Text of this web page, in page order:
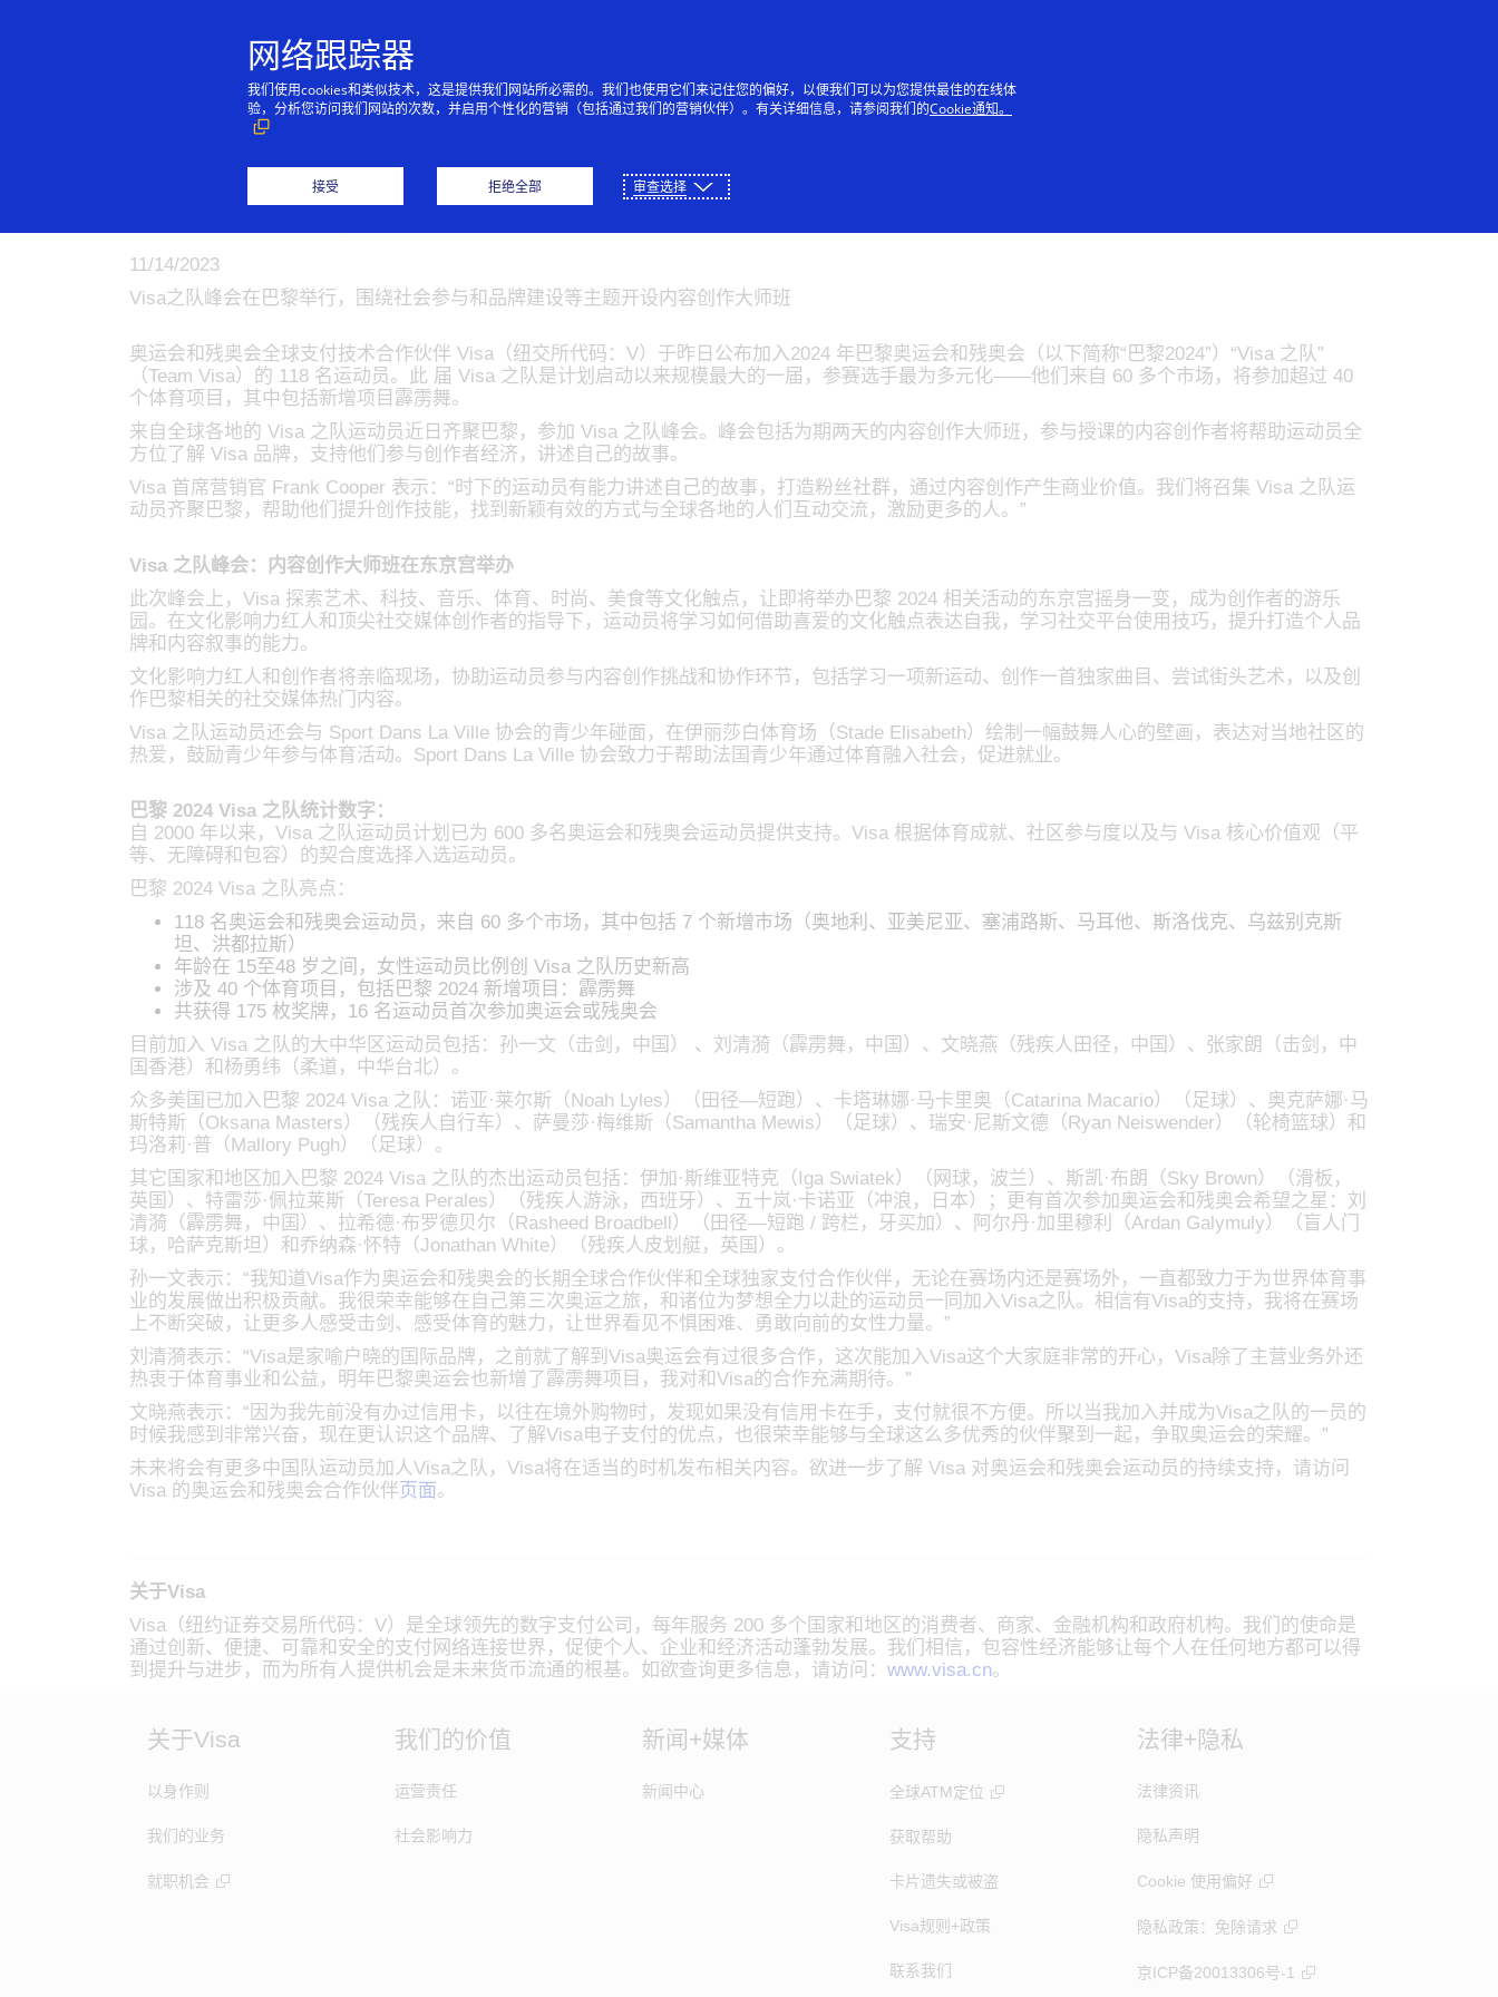
Visa 欢迎 118 名运动员加入 Visa 之队，迎接 2024
年巴黎奥运会和残奥会
11/14/2023
Visa之队峰会在巴黎举行，围绕社会参与和品牌建设等主题开设内容创作大师班
奥运会和残奥会全球支付技术合作伙伴 Visa（纽交所代码：V）于昨日公布加入2024 年巴黎奥运会和残奥会（以下简称“巴黎2024”）“Visa 之队”
（Team Visa）的 118 名运动员。此 届 Visa 之队是计划启动以来规模最大的一届，参赛选手最为多元化——他们来自 60 多个市场，将参加超过 40
个体育项目，其中包括新增项目霹雳舞。
来自全球各地的 Visa 之队运动员近日齐聚巴黎，参加 Visa 之队峰会。峰会包括为期两天的内容创作大师班，参与授课的内容创作者将帮助运动员全
方位了解 Visa 品牌，支持他们参与创作者经济，讲述自己的故事。
Visa 首席营销官 Frank Cooper 表示：“时下的运动员有能力讲述自己的故事，打造粉丝社群，通过内容创作产生商业价值。我们将召集 Visa 之队运
动员齐聚巴黎，帮助他们提升创作技能，找到新颖有效的方式与全球各地的人们互动交流，激励更多的人。”
Visa 之队峰会：内容创作大师班在东京宫举办
此次峰会上，Visa 探索艺术、科技、音乐、体育、时尚、美食等文化触点，让即将举办巴黎 2024 相关活动的东京宫摇身一变，成为创作者的游乐
园。在文化影响力红人和顶尖社交媒体创作者的指导下，运动员将学习如何借助喜爱的文化触点表达自我，学习社交平台使用技巧，提升打造个人品
牌和内容叙事的能力。
文化影响力红人和创作者将亲临现场，协助运动员参与内容创作挑战和协作环节，包括学习一项新运动、创作一首独家曲目、尝试街头艺术，以及创
作巴黎相关的社交媒体热门内容。
Visa 之队运动员还会与 Sport Dans La Ville 协会的青少年碰面，在伊丽莎白体育场（Stade Elisabeth）绘制一幅鼓舞人心的壁画，表达对当地社区的
热爱，鼓励青少年参与体育活动。Sport Dans La Ville 协会致力于帮助法国青少年通过体育融入社会，促进就业。
巴黎 2024 Visa 之队统计数字：
自 2000 年以来，Visa 之队运动员计划已为 600 多名奥运会和残奥会运动员提供支持。Visa 根据体育成就、社区参与度以及与 Visa 核心价值观（平
等、无障碍和包容）的契合度选择入选运动员。
巴黎 2024 Visa 之队亮点：
118 名奥运会和残奥会运动员，来自 60 多个市场，其中包括 7 个新增市场（奥地利、亚美尼亚、塞浦路斯、马耳他、斯洛伐克、乌兹别克斯
坦、洪都拉斯）
年龄在 15至48 岁之间，女性运动员比例创 Visa 之队历史新高
涉及 40 个体育项目，包括巴黎 2024 新增项目：霹雳舞
共获得 175 枚奖牌，16 名运动员首次参加奥运会或残奥会
目前加入 Visa 之队的大中华区运动员包括：孙一文（击剑，中国） 、刘清漪（霹雳舞，中国）、文晓燕（残疾人田径，中国）、张家朗（击剑，中
国香港）和杨勇纬（柔道，中华台北）。
众多美国已加入巴黎 2024 Visa 之队：诺亚·莱尔斯（Noah Lyles）（田径—短跑）、卡塔琳娜·马卡里奥（Catarina Macario）（足球）、奥克萨娜·马
斯特斯（Oksana Masters）（残疾人自行车）、萨曼莎·梅维斯（Samantha Mewis）（足球）、瑞安·尼斯文德（Ryan Neiswender）（轮椅篮球）和
玛洛莉·普（Mallory Pugh）（足球）。
其它国家和地区加入巴黎 2024 Visa 之队的杰出运动员包括：伊加·斯维亚特克（Iga Swiatek）（网球，波兰）、斯凯·布朗（Sky Brown）（滑板，
英国）、特雷莎·佩拉莱斯（Teresa Perales）（残疾人游泳，西班牙）、五十岚·卡诺亚（冲浪，日本）；更有首次参加奥运会和残奥会希望之星：刘
清漪（霹雳舞，中国）、拉希德·布罗德贝尔（Rasheed Broadbell）（田径—短跑 / 跨栏，牙买加）、阿尔丹·加里穆利（Ardan Galymuly）（盲人门
球，哈萨克斯坦）和乔纳森·怀特（Jonathan White）（残疾人皮划艇，英国）。
孙一文表示：“我知道Visa作为奥运会和残奥会的长期全球合作伙伴和全球独家支付合作伙伴，无论在赛场内还是赛场外，一直都致力于为世界体育事
业的发展做出积极贡献。我很荣幸能够在自己第三次奥运之旅，和诸位为梦想全力以赴的运动员一同加入Visa之队。相信有Visa的支持，我将在赛场
上不断突破，让更多人感受击剑、感受体育的魅力，让世界看见不惧困难、勇敢向前的女性力量。”
刘清漪表示：“Visa是家喻户晓的国际品牌，之前就了解到Visa奥运会有过很多合作，这次能加入Visa这个大家庭非常的开心，Visa除了主营业务外还
热衷于体育事业和公益，明年巴黎奥运会也新增了霹雳舞项目，我对和Visa的合作充满期待。”
文晓燕表示：“因为我先前没有办过信用卡，以往在境外购物时，发现如果没有信用卡在手，支付就很不方便。所以当我加入并成为Visa之队的一员的
时候我感到非常兴奋，现在更认识这个品牌、了解Visa电子支付的优点，也很荣幸能够与全球这么多优秀的伙伴聚到一起，争取奥运会的荣耀。”
未来将会有更多中国队运动员加人Visa之队，Visa将在适当的时机发布相关内容。欲进一步了解 Visa 对奥运会和残奥会运动员的持续支持，请访问
Visa 的奥运会和残奥会合作伙伴 页面。
关于Visa
Visa（纽约证券交易所代码：V）是全球领先的数字支付公司，每年服务 200 多个国家和地区的消费者、商家、金融机构和政府机构。我们的使命是
通过创新、便捷、可靠和安全的支付网络连接世界，促使个人、企业和经济活动蓬勃发展。我们相信，包容性经济能够让每个人在任何地方都可以得
到提升与进步，而为所有人提供机会是未来货币流通的根基。如欲查询更多信息，请访问： www.visa.cn。
关于Visa
以身作则
我们的业务
就职机会
我们的价值
运营责任
社会影响力
新闻+媒体
新闻中心
支持
全球ATM定位
获取帮助
卡片遗失或被盗
Visa规则+政策
联系我们
法律+隐私
法律资讯
隐私声明
Cookie 使用偏好
隐私政策：免除请求
京ICP备20013306号-1
网络跟踪器
我们使用cookies和类似技术，这是提供我们网站所必需的。我们也使用它们来记住您的偏好，以便我们可以为您提供最佳的在线体
验，分析您访问我们网站的次数，并启用个性化的营销（包括通过我们的营销伙伴）。有关详细信息，请参阅我们的Cookie通知。
接受 拒绝全部 审查选择